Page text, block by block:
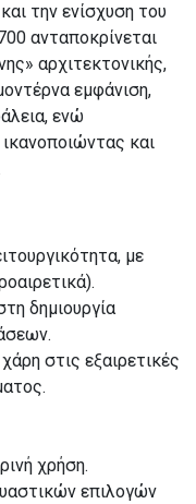
την ενίσχυση του
ανταποκρίνεται
αρχιτεκτονικής,
εμφάνιση,
ενώ
και
με
δημιουργία
στις εξαιρετικές
χρήση.
επιλογών